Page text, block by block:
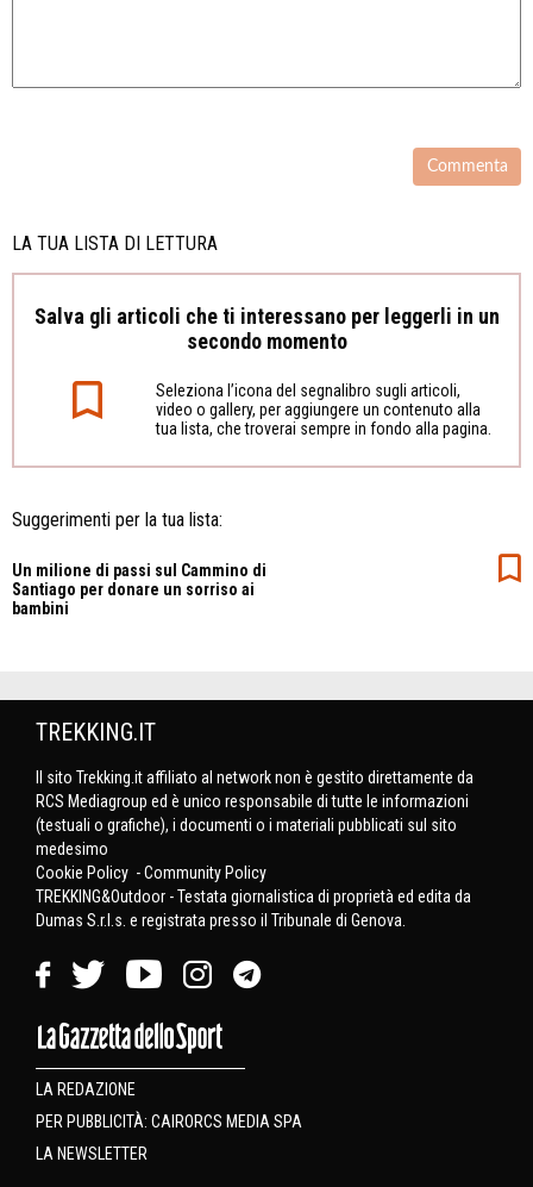
LA TUA LISTA DI LETTURA
Salva gli articoli che ti interessano per leggerli in un
secondo momento
Seleziona l’icona del segnalibro sugli articoli,
video o gallery, per aggiungere un contenuto alla
tua lista, che troverai sempre in fondo alla pagina.
Suggerimenti per la tua lista:
Un milione di passi sul Cammino di
Santiago per donare un sorriso ai
bambini
TREKKING.IT
Il sito Trekking.it affiliato al network non è gestito direttamente da
RCS Mediagroup ed è unico responsabile di tutte le informazioni
(testuali o grafiche), i documenti o i materiali pubblicati sul sito
medesimo
Cookie Policy -Community Policy
TREKKING&Outdoor - Testata giornalistica di proprietà ed edita da
Dumas S.r.l.s. e registrata presso il Tribunale di Genova.
LA REDAZIONE
PER PUBBLICITÀ: CAIRORCS MEDIA SPA
LA NEWSLETTER